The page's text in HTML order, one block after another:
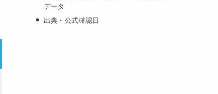
データ
出典・公式確認日